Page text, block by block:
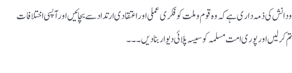
و دانش کی ذمہ داری ہے کہ وہ قوم و ملت کو فکری عملی اور اعتقادی ارتداد سے بچائیں اور آپسی اختلافات
کرلیں اور پوری امت مسلمہ کو سیسہ پلائی دیوار بنا دیں ۔۔۔